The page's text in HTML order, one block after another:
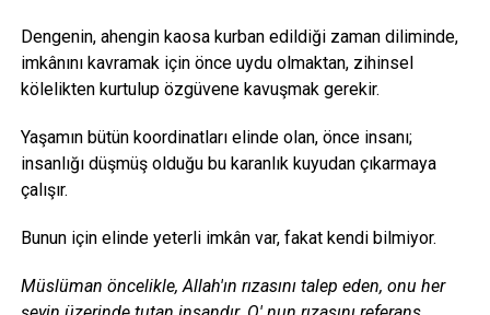
Dengenin, ahengin kaosa kurban edildiği zaman diliminde,
imkânını kavramak için önce uydu olmaktan, zihinsel
kölelikten kurtulup özgüvene kavuşmak gerekir.
Yaşamın bütün koordinatları elinde olan, önce insanı;
insanlığı düşmüş olduğu bu karanlık kuyudan çıkarmaya
çalışır.
Bunun için elinde yeterli imkân var, fakat kendi bilmiyor.
Müslüman öncelikle, Allah'ın rızasını talep eden, onu her